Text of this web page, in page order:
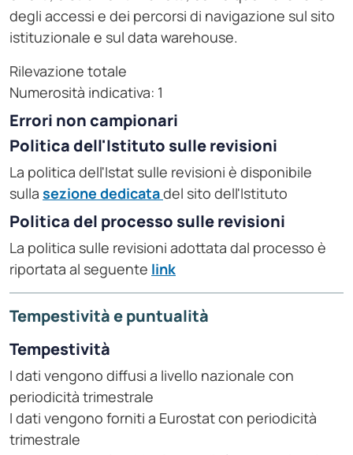
degli accessi e dei percorsi di navigazione sul sito
istituzionale e sul data warehouse.
Rilevazione totale
Numerosità indicativa: 1
Errori non campionari
Politica dell'Istituto sulle revisioni
La politica dell'Istat sulle revisioni è disponibile
sulla sezione dedicatadel sito dell'Istituto
Politica del processo sulle revisioni
La politica sulle revisioni adottata dal processo è
riportata al seguente link
Tempestività e puntualità
Tempestività
I dati vengono diffusi a livello nazionale con
periodicità trimestrale
I dati vengono forniti a Eurostat con periodicità
trimestrale